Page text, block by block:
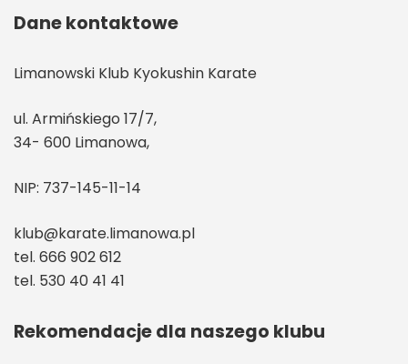
Dane kontaktowe
Limanowski Klub Kyokushin Karate
ul. Armińskiego 17/7,
34- 600 Limanowa,
NIP: 737-145-11-14
klub@karate.limanowa.pl
tel. 666 902 612
tel. 530 40 41 41
Rekomendacje dla naszego klubu